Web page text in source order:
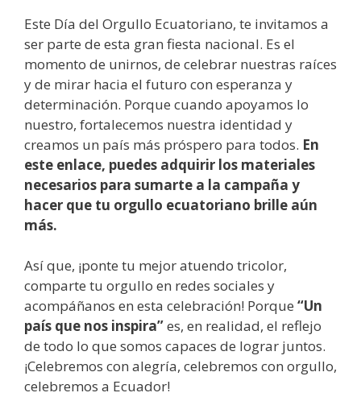
Este Día del Orgullo Ecuatoriano, te invitamos a
ser parte de esta gran fiesta nacional. Es el
momento de unirnos, de celebrar nuestras raíces
y de mirar hacia el futuro con esperanza y
determinación. Porque cuando apoyamos lo
nuestro, fortalecemos nuestra identidad y
creamos un país más próspero para todos. En
este enlace, puedes adquirir los materiales
necesarios para sumarte a la campaña y
hacer que tu orgullo ecuatoriano brille aún
más.
Así que, ¡ponte tu mejor atuendo tricolor,
comparte tu orgullo en redes sociales y
acompáñanos en esta celebración! Porque “Un
país que nos inspira”es, en realidad, el reflejo
de todo lo que somos capaces de lograr juntos.
¡Celebremos con alegría, celebremos con orgullo,
celebremos a Ecuador!